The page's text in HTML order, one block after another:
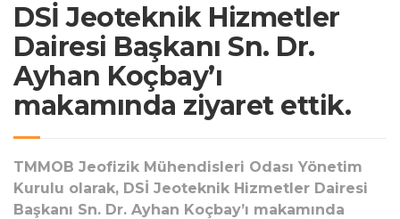
DSİ Jeoteknik Hizmetler
Dairesi Başkanı Sn. Dr.
Ayhan Koçbay’ı
makamında ziyaret ettik.
TMMOB Jeofizik Mühendisleri Odası Yönetim
Kurulu olarak, DSİ Jeoteknik Hizmetler Dairesi
Başkanı Sn. Dr. Ayhan Koçbay’ı makamında